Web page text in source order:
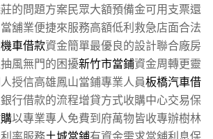
的問題方案民眾大額預備金可用支票還
舖業便捷來服務高額低利救急店面合法
車借款資金簡單最優良的設計聯合廠房
風無門的困擾新竹市當鋪資金周轉更靈
授信高雄鳳山當鋪專業人員板橋汽車借
行借款的流程增貸方式收購中心交易保
以專業專人免費到府萬物皆收專辦樹林